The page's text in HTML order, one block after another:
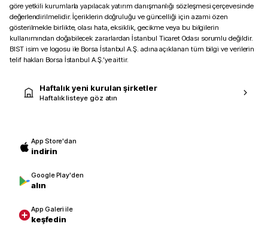
göre yetkili kurumlarla yapılacak yatırım danışmanlığı sözleşmesi çerçevesinde
değerlendirilmelidir. İçeriklerin doğruluğu ve güncelliği için azami özen
gösterilmekle birlikte, olası hata, eksiklik, gecikme veya bu bilgilerin
kullanımından doğabilecek zararlardan İstanbul Ticaret Odası sorumlu değildir.
BIST isim ve logosu ile Borsa İstanbul A.Ş. adına açıklanan tüm bilgi ve verilerin
telif hakları Borsa İstanbul A.Ş.’ye aittir.
Haftalık yeni kurulan şirketler
Haftalık listeye göz atın
App Store'dan
indirin
Google Play'den
alın
App Galeri ile
keşfedin